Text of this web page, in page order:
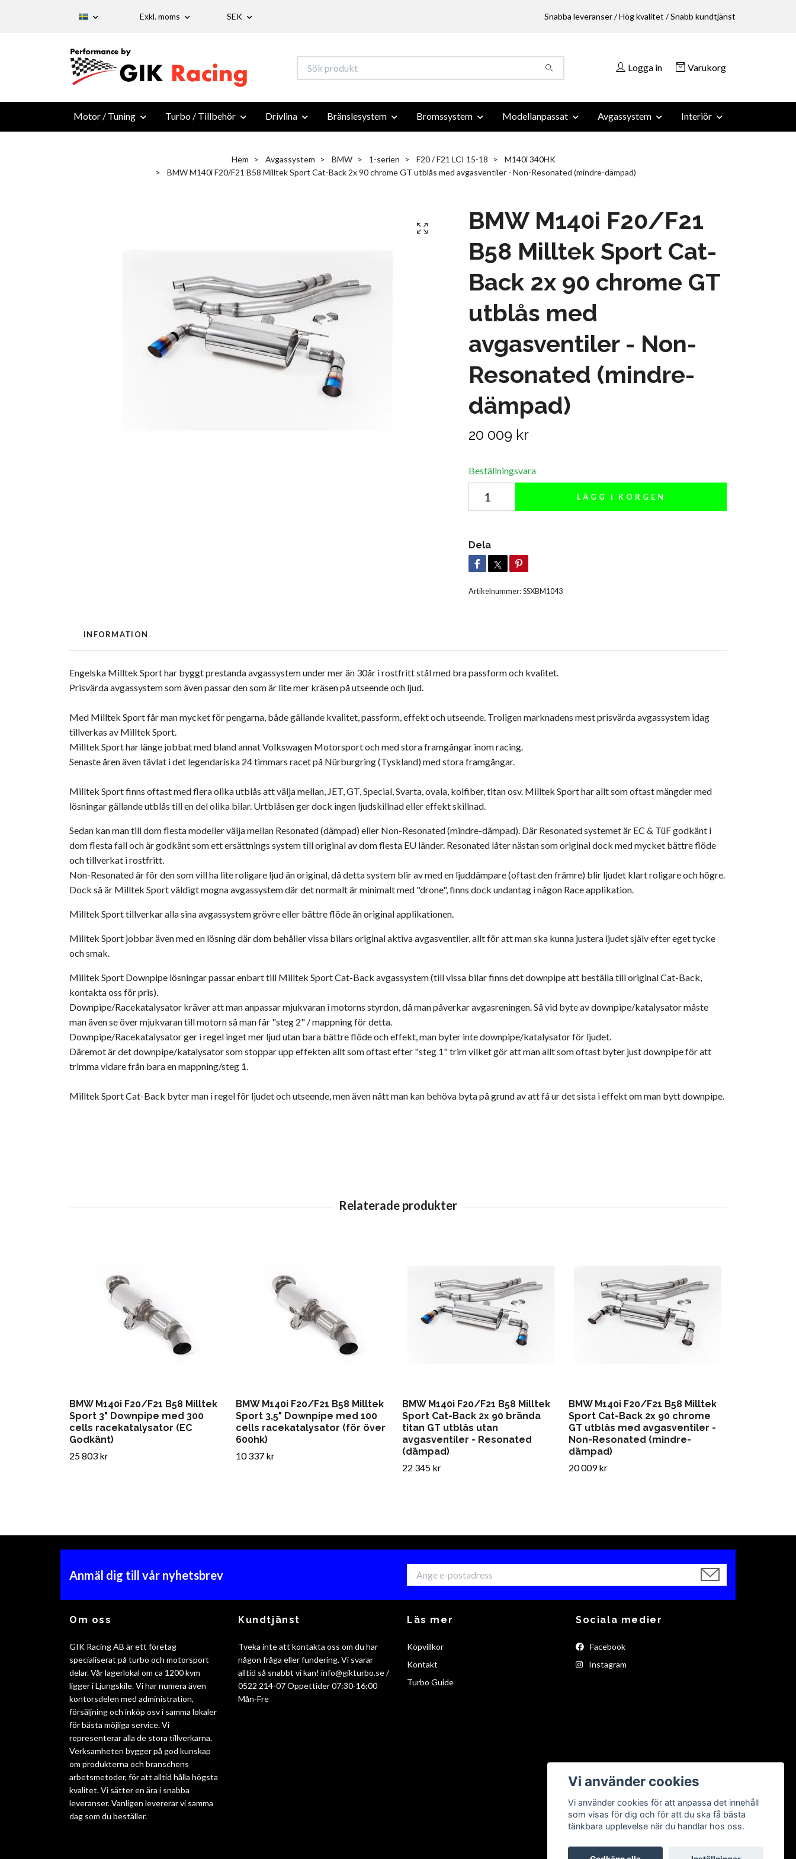
Exkl. moms SEK Snabba leveranser / Hög kvalitet / Snabb kundtjänst
Logga in Varukorg
Motor / Tuning Turbo / Tillbehör Drivlina Bränslesystem Bromssystem Modellanpassat Avgassystem Interiör
Hem Avgassystem BMW 1-serien F20 / F21 LCI 15-18
M140i 340HK
BMW M140i F20/F21 B58 Milltek Sport Cat-Back 2x 90 chrome GT utblås med avgasventiler - Non-Resonated (mindre-dämpad)
BMW M140i F20/F21
B58 Milltek Sport Cat-
Back 2x 90 chrome GT
utblås med
avgasventiler - Non-
Resonated (mindre-
dämpad)
20 009 kr
Beställningsvara
LÄGG I KORGEN
Dela
Artikelnummer:SSXBM1043
INFORMATION
Engelska Milltek Sport har byggt prestanda avgassystem under mer än 30år i rostfritt stål med bra passform och kvalitet.
Prisvärda avgassystem som även passar den som är lite mer kräsen på utseende och ljud.
Med Milltek Sport får man mycket för pengarna, både gällande kvalitet, passform, effekt och utseende. Troligen marknadens mest prisvärda avgassystem idag
tillverkas av Milltek Sport.
Milltek Sport har länge jobbat med bland annat Volkswagen Motorsport och med stora framgångar inom racing.
Senaste åren även tävlat i det legendariska 24 timmars racet på Nürburgring (Tyskland) med stora framgångar.
Milltek Sport finns oftast med flera olika utblås att välja mellan, JET, GT, Special, Svarta, ovala, kolfiber, titan osv. Milltek Sport har allt som oftast mängder med
lösningar gällande utblås till en del olika bilar. Urtblåsen ger dock ingen ljudskillnad eller effekt skillnad.
Sedan kan man till dom flesta modeller välja mellan Resonated (dämpad) eller Non-Resonated (mindre-dämpad). Där Resonated systemet är EC & TüF godkänt i
dom flesta fall och är godkänt som ett ersättnings system till original av dom flesta EU länder. Resonated låter nästan som original dock med mycket bättre flöde
och tillverkat i rostfritt.
Non-Resonated är för den som vill ha lite roligare ljud än original, då detta system blir av med en ljuddämpare (oftast den främre) blir ljudet klart roligare och högre.
Dock så är Milltek Sport väldigt mogna avgassystem där det normalt är minimalt med "drone", finns dock undantag i någon Race applikation.
Milltek Sport tillverkar alla sina avgassystem grövre eller bättre flöde än original applikationen.
Milltek Sport jobbar även med en lösning där dom behåller vissa bilars original aktiva avgasventiler, allt för att man ska kunna justera ljudet själv efter eget tycke
och smak.
Milltek Sport Downpipe lösningar passar enbart till Milltek Sport Cat-Back avgassystem (till vissa bilar finns det downpipe att beställa till original Cat-Back,
kontakta oss för pris).
Downpipe/Racekatalysator kräver att man anpassar mjukvaran i motorns styrdon, då man påverkar avgasreningen. Så vid byte av downpipe/katalysator måste
man även se över mjukvaran till motorn så man får "steg 2" / mappning för detta.
Downpipe/Racekatalysator ger i regel inget mer ljud utan bara bättre flöde och effekt, man byter inte downpipe/katalysator för ljudet.
Däremot är det downpipe/katalysator som stoppar upp effekten allt som oftast efter "steg 1" trim vilket gör att man allt som oftast byter just downpipe för att
trimma vidare från bara en mappning/steg 1.
Milltek Sport Cat-Back byter man i regel för ljudet och utseende, men även nått man kan behöva byta på grund av att få ur det sista i effekt om man bytt downpipe.
BMW M140i F20/F21 B58 Milltek
Sport 3" Downpipe med 300
cells racekatalysator (EC
Godkänt)
25 803 kr
BMW M140i F20/F21 B58 Milltek
Sport 3,5" Downpipe med 100
cells racekatalysator (för över
600hk)
10 337 kr
BMW M140i F20/F21 B58 Milltek
Sport Cat-Back 2x 90 brända
titan GT utblås utan
avgasventiler - Resonated
(dämpad)
22 345 kr
BMW M140i F20/F21 B58 Milltek
Sport Cat-Back 2x 90 chrome
GT utblås med avgasventiler -
Non-Resonated (mindre-
dämpad)
20 009 kr
Anmäl dig till vår nyhetsbrev
Om oss
GIK Racing AB är ett företag
specialiserat på turbo och motorsport
delar. Vår lagerlokal om ca 1200 kvm
ligger i Ljungskile. Vi har numera även
kontorsdelen med administration,
försäljning och inköp osv i samma lokaler
för bästa möjliga service. Vi
representerar alla de stora tillverkarna.
Verksamheten bygger på god kunskap
om produkterna och branschens
arbetsmetoder, för att alltid hålla högsta
kvalitet. Vi sätter en ära i snabba
leveranser. Vanligen levererar vi samma
dag som du beställer.
Kundtjänst
Tveka inte att kontakta oss om du har
någon fråga eller fundering. Vi svarar
alltid så snabbt vi kan! info@gikturbo.se/
0522 214-07 Öppettider 07:30-16:00
Mån-Fre
Läs mer
Köpvillkor
Kontakt
Turbo Guide
Sociala medier
Facebook
Instagram
Vi använder cookies
Vi använder cookies för att anpassa det innehåll
som visas för dig och för att du ska få bästa
tänkbara upplevelse när du handlar hos oss.